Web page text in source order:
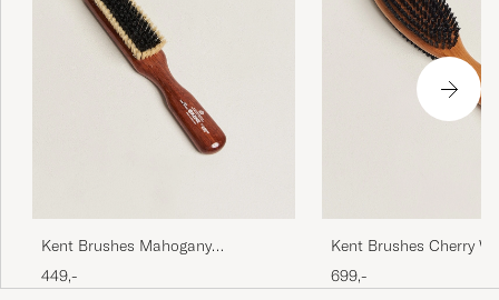
Kent Brushes Mahogany
Cashmere Clothing Brush
449,-
Kent Brushes Cherry
Sided Clothing Brush
699,-